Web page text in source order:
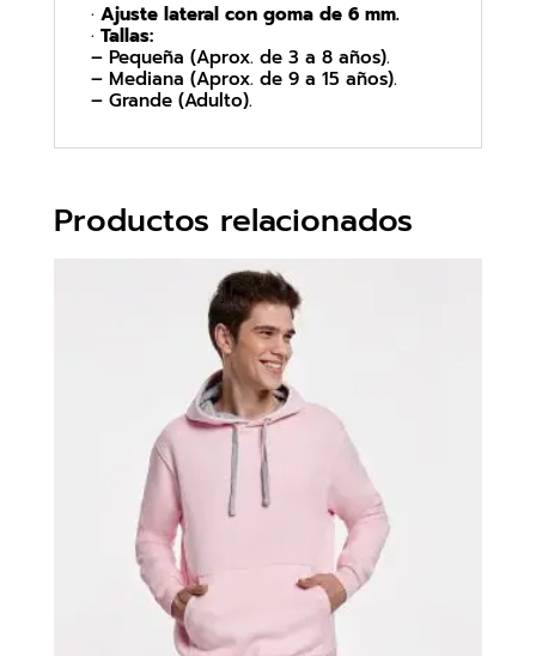
· Ajuste lateral con goma de 6 mm.
· Tallas:
– Pequeña (Aprox. de 3 a 8 años).
– Mediana (Aprox. de 9 a 15 años).
– Grande (Adulto).
Productos relacionados